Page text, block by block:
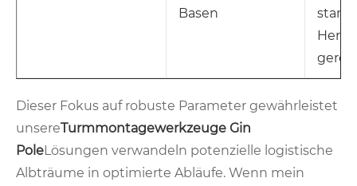
Basen
Dieser Fokus auf robuste Parameter gewährleistet
unsereTurmmontagewerkzeuge Gin
PoleLösungen verwandeln potenzielle logistische
Albträume in optimierte Abläufe. Wenn mein